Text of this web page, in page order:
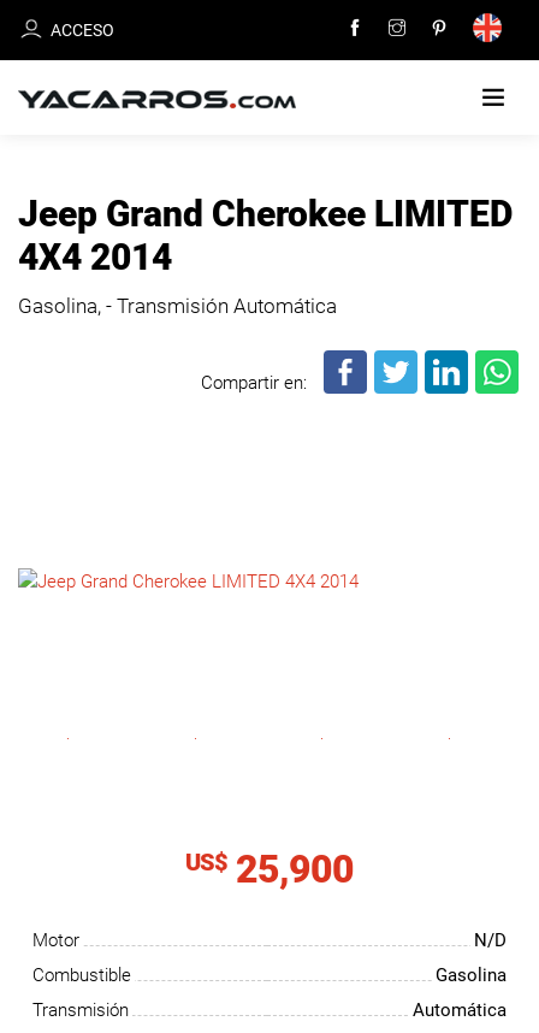
ACCESO
CARROS
EN
VENTA
Jeep Grand Cherokee LIMITED
4X4 2014
Gasolina, - Transmisión Automática
Compartir en:
US$ 25,900
Motor
N/D
Combustible
Gasolina
Transmisión
Automática